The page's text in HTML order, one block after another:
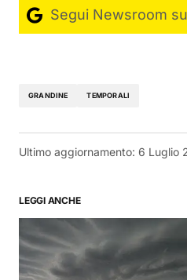
Segui Newsroom
GRANDINE TEMPORALI
Ultimo aggiornamento: 6 Luglio
LEGGI ANCHE